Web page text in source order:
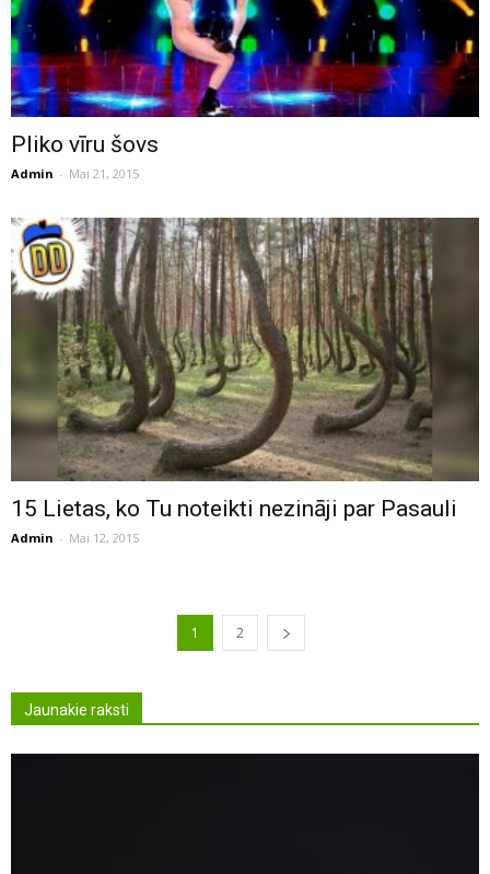
Pliko vīru šovs
Admin - Mai 21, 2015
15 Lietas, ko Tu noteikti nezināji par Pasauli
Admin - Mai 12, 2015
1 2
Jaunakie raksti